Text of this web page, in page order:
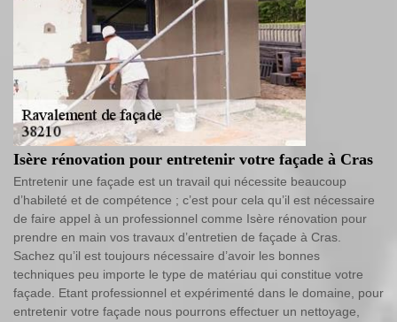
Isère rénovation pour entretenir votre façade à Cras
Entretenir une façade est un travail qui nécessite beaucoup
d’habileté et de compétence ; c’est pour cela qu’il est nécessaire
de faire appel à un professionnel comme Isère rénovation pour
prendre en main vos travaux d’entretien de façade à Cras.
Sachez qu’il est toujours nécessaire d’avoir les bonnes
techniques peu importe le type de matériau qui constitue votre
façade. Etant professionnel et expérimenté dans le domaine, pour
entretenir votre façade nous pourrons effectuer un nettoyage,